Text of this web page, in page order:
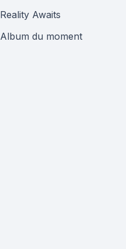
Reality Awaits
Album du moment